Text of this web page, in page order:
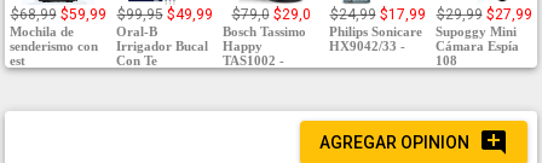
$68,99 $59,99
Mochila de
senderismo con
est
$99,95 $49,99
Oral-B
Irrigador Bucal
Con Te
$79,0 $29,0
Bosch Tassimo
Happy
TAS1002 -
$24,99 $17,99
Philips Sonicare
HX9042/33 -
$29,99 $27,99
Supoggy Mini
Cámara Espía
108
AGREGAR OPINION